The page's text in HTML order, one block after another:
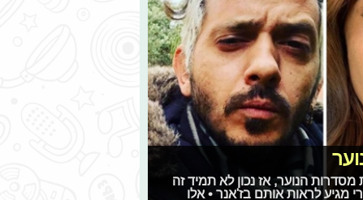
הנוער, אז נכון לא תמיד זה
מגיע לראות אותם בז'אנר • אלו